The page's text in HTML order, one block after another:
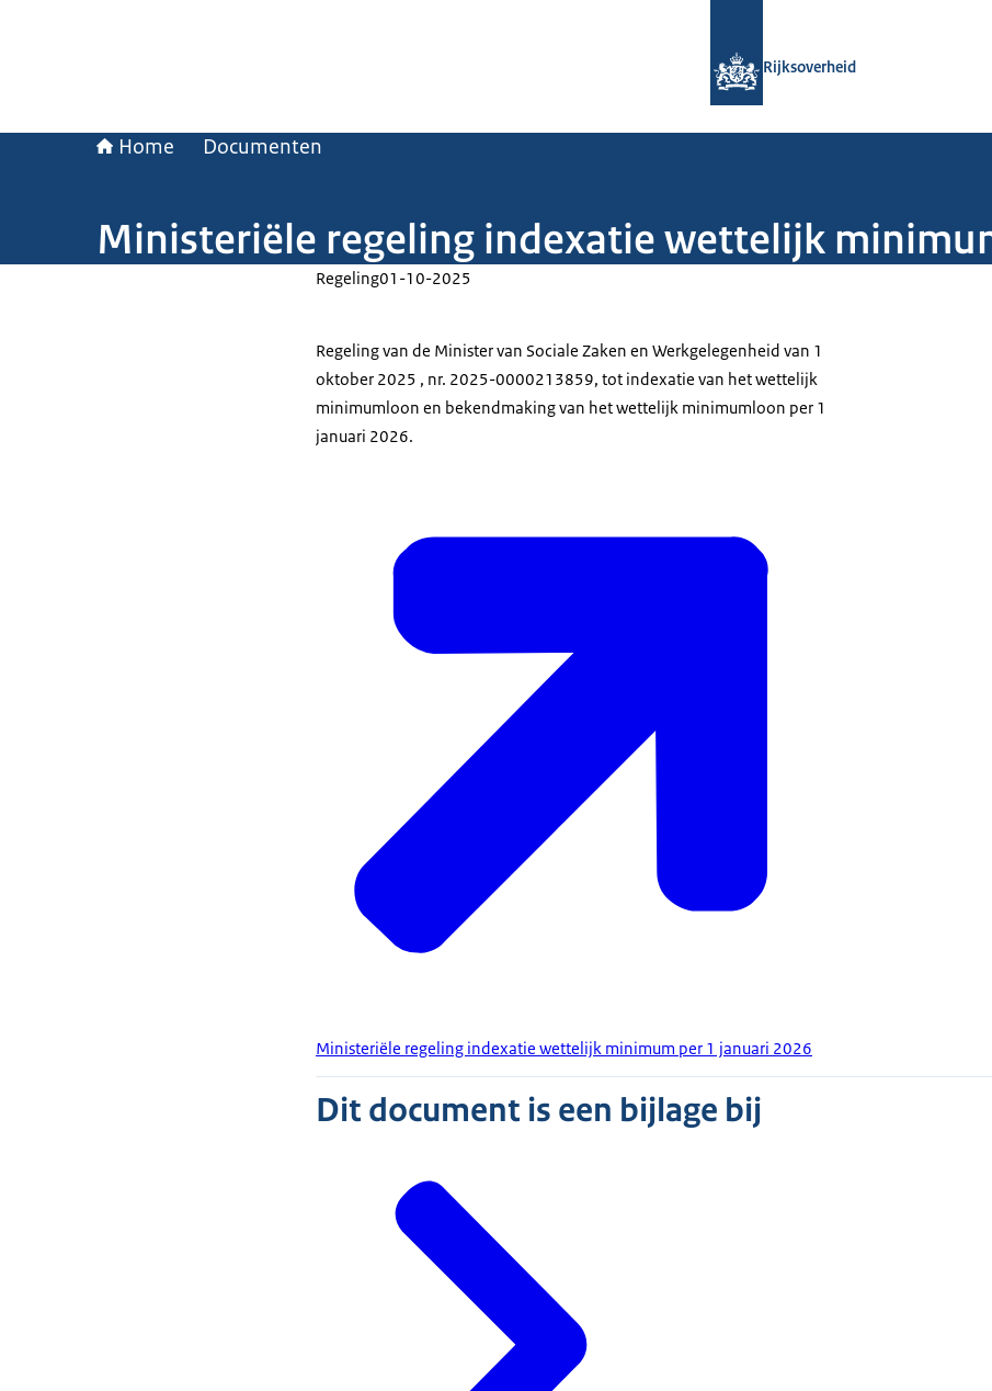
Rijksoverheid
Home Documenten
Ministeriële regeling indexatie wettelijk
Regeling01-10-2025
Regeling van de Minister van Sociale Zaken en Werkgelegenheid van 1
oktober 2025 , nr. 2025-0000213859, tot indexatie van het wettelijk
minimumloon en bekendmaking van het wettelijk minimumloon per 1
januari 2026.
Ministeriële regeling indexatie wettelijk minimum per 1 januari 2026
Dit document is een bijlage bij